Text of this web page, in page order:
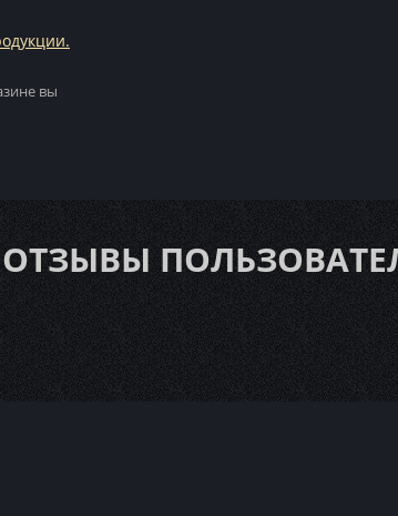
вы
ОТЗЫВЫ